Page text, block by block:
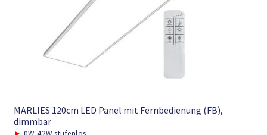
MARLIES 120cm LED Panel mit Fernbedienung (FB),
dimmbar